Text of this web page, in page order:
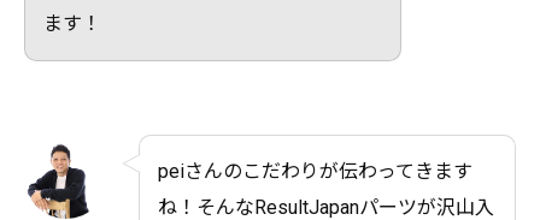
ます！
peiさんのこだわりが伝わってきます
ね！そんなResultJapanパーツが沢山入